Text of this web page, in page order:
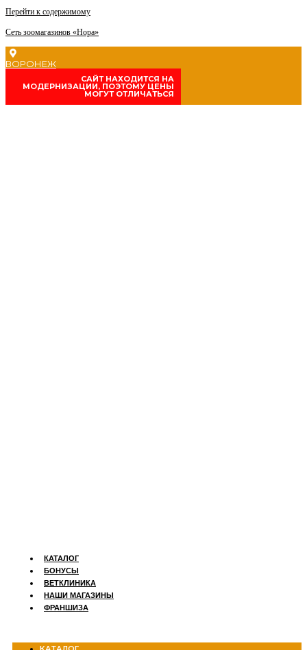
Перейти к содержимому
Сеть зоомагазинов «Нора»
ВОРОНЕЖ
CАЙТ НАХОДИТСЯ НА
МОДЕРНИЗАЦИИ, ПОЭТОМУ ЦЕНЫ
МОГУТ ОТЛИЧАТЬСЯ
КАТАЛОГ
БОНУСЫ
ВЕТКЛИНИКА
НАШИ МАГАЗИНЫ
ФРАНШИЗА